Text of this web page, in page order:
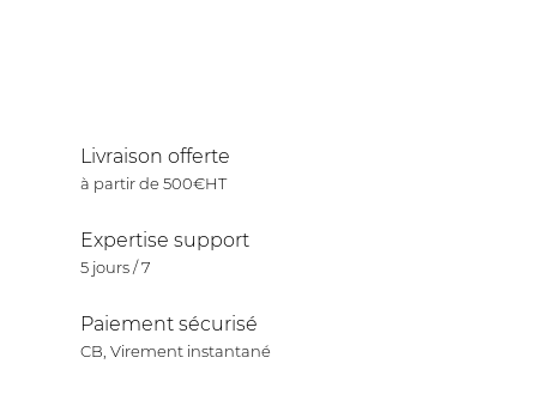
Livraison offerte
à partir de 500€HT
Expertise support
5 jours / 7
Paiement sécurisé
CB, Virement instantané